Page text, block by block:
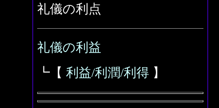
礼儀の利点
礼儀の利益
┗【 利益/利潤/利得 】